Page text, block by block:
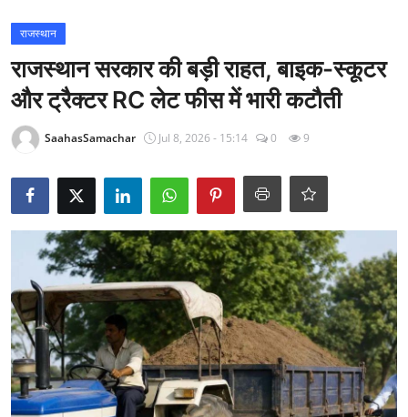
राज्य
अंतराष्ट्रीय
राजनीति
Epaper
लाइफस्टाइल
टेक
राजस्थान
राजस्थान सरकार की बड़ी राहत, बाइक-स्कूटर
और ट्रैक्टर RC लेट फीस में भारी कटौती
SaahasSamachar Jul 8, 2026 - 15:14 0 9